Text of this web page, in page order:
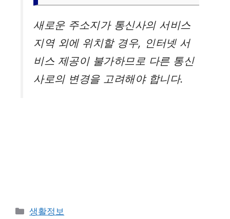
새로운 주소지가 통신사의 서비스
지역 외에 위치할 경우, 인터넷 서
비스 제공이 불가하므로 다른 통신
사로의 변경을 고려해야 합니다.
카
생활정보